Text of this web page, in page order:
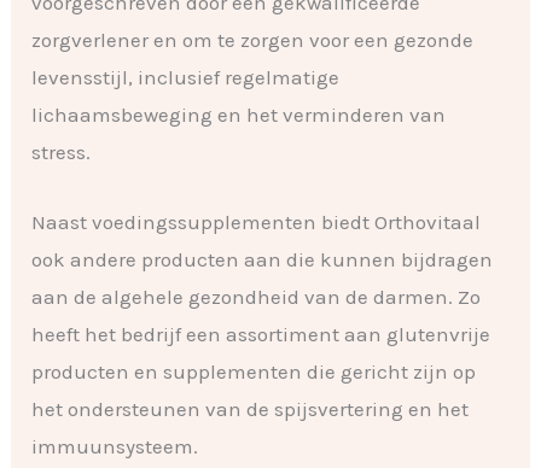
zorgverlener en om te zorgen voor een gezonde
levensstijl, inclusief regelmatige
lichaamsbeweging en het verminderen van
stress.
Naast voedingssupplementen biedt Orthovitaal
ook andere producten aan die kunnen bijdragen
aan de algehele gezondheid van de darmen. Zo
heeft het bedrijf een assortiment aan glutenvrije
producten en supplementen die gericht zijn op
het ondersteunen van de spijsvertering en het
immuunsysteem.